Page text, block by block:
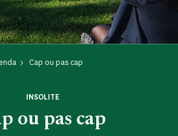
Cap ou pas cap
ou pas cap
INSOLITE